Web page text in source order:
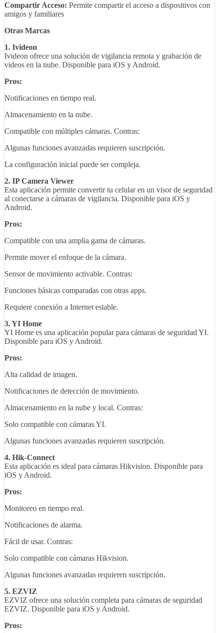
Compartir Acceso: Permite compartir el acceso a dispositivos con
amigos y familiares
Otras Marcas
1. Ivideon
Ivideon ofrece una solución de vigilancia remota y grabación de
videos en la nube. Disponible para iOS y Android.
Pros:
Notificaciones en tiempo real.
Almacenamiento en la nube.
Compatible con múltiples cámaras. Contras:
Algunas funciones avanzadas requieren suscripción.
La configuración inicial puede ser compleja.
2. IP Camera Viewer
Esta aplicación permite convertir tu celular en un visor de seguridad
al conectarse a cámaras de vigilancia. Disponible para iOS y
Android.
Pros:
Compatible con una amplia gama de cámaras.
Permite mover el enfoque de la cámara.
Sensor de movimiento activable. Contras:
Funciones básicas comparadas con otras apps.
Requiere conexión a Internet estable.
3. YI Home
YI Home es una aplicación popular para cámaras de seguridad YI.
Disponible para iOS y Android.
Pros:
Alta calidad de imagen.
Notificaciones de detección de movimiento.
Almacenamiento en la nube y local. Contras:
Solo compatible con cámaras YI.
Algunas funciones avanzadas requieren suscripción.
4. Hik-Connect
Esta aplicación es ideal para cámaras Hikvision. Disponible para
iOS y Android.
Pros:
Monitoreo en tiempo real.
Notificaciones de alarma.
Fácil de usar. Contras:
Solo compatible con cámaras Hikvision.
Algunas funciones avanzadas requieren suscripción.
5. EZVIZ
EZVIZ ofrece una solución completa para cámaras de seguridad
EZVIZ. Disponible para iOS y Android.
Pros: